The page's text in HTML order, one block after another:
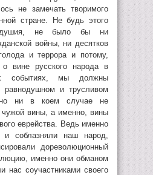
не замечать творимого
стране. Не будь этого
не было бы ни
войны, ни десятков
и террора и потому,
вине русского народа в
событиях, мы должны
равнодушном и трусливом
но ни в коем случае не
чужой вины, а именно, вины
еврейства. Ведь именно
и соблазняли наш народ,
дореволюционный
именно они обманом
нас соучастниками своего